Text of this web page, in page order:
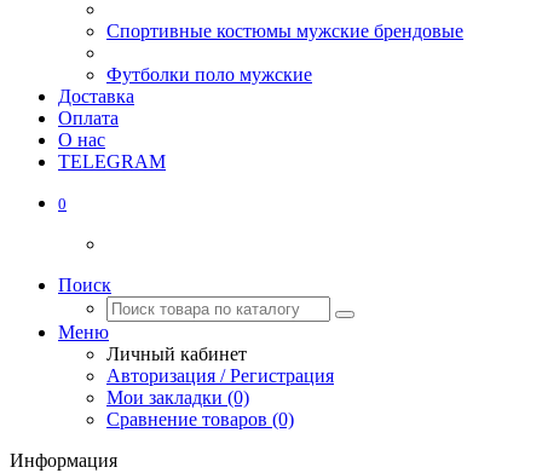
Спортивные костюмы мужские брендовые
Футболки поло мужские
Доставка
Оплата
О нас
TELEGRAM
0
Поиск
Меню
Личный кабинет
Авторизация / Регистрация
Мои закладки (0)
Сравнение товаров (0)
Информация